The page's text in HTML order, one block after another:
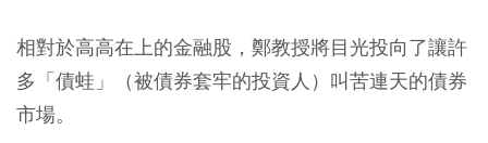
相對於高高在上的金融股，鄭教授將目光投向了讓許
多「債蛙」（被債券套牢的投資人）叫苦連天的債券
市場。